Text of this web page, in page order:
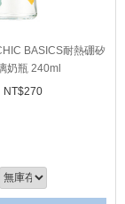
BASICS耐熱硼矽
奶瓶 240ml
NT$270